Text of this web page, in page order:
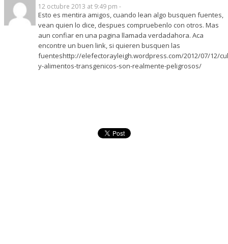
12 octubre 2013 at 9:49 pm -
Esto es mentira amigos, cuando lean algo busquen fuentes,
vean quien lo dice, despues compruebenlo con otros. Mas
aun confiar en una pagina llamada verdadahora. Aca
encontre un buen link, si quieren busquen las
fuenteshttp://elefectorayleigh.wordpress.com/2012/07/12/
y-alimentos-transgenicos-son-realmente-peligrosos/